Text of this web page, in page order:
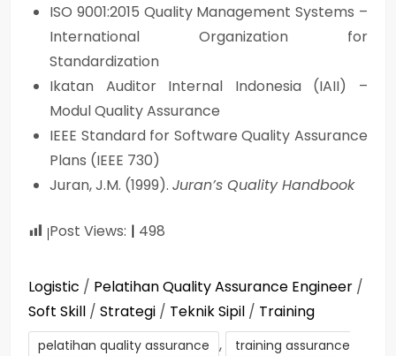
ISO 9001:2015 Quality Management Systems –
International Organization for
Standardization
Ikatan Auditor Internal Indonesia (IAII) –
Modul Quality Assurance
IEEE Standard for Software Quality Assurance
Plans (IEEE 730)
Juran, J.M. (1999). Juran’s Quality Handbook
Post Views: 498
Logistic / Pelatihan Quality Assurance Engineer /
Soft Skill / Strategi / Teknik Sipil / Training
pelatihan quality assurance ,
training assurance